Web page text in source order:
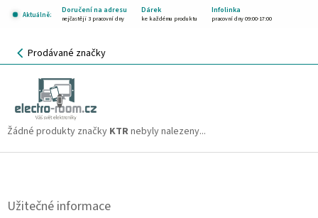
Aktuálně:
Doručení na adresu Dárek Infolinka
nejčastěji 3 pracovní dny ke každému produktu pracovní dny 09:00-17:00
NÁKUPNÍ
KOŠÍK
Prodávané značky
Žádné produkty značky KTRnebyly nalezeny...
Z
Užitečné informace